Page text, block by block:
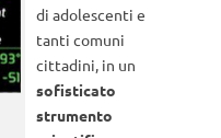
di adolescenti e
tanti comuni
cittadini, in un
sofisticato
strumento